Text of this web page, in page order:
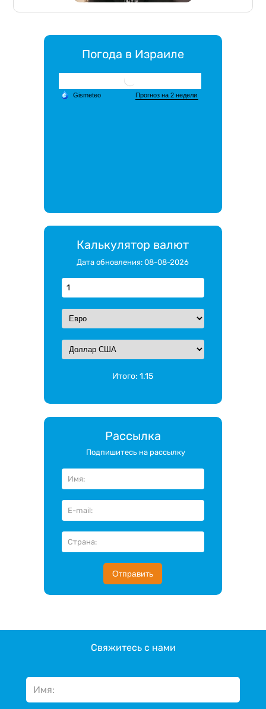
Погода в Израиле
Калькулятор валют
Дата обновления: 08-08-2026
Итого:1.15
Рассылка
Подпишитесь на рассылку
Отправить
Свяжитесь с нами